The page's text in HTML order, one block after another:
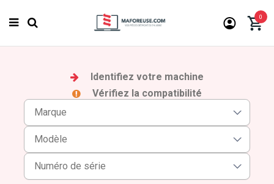
0
Identifiez votre machine
Vérifiez la compatibilité